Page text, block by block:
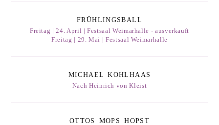
FRÜHLINGSBALL
Freitag | 24. April | Festsaal Weimarhalle - ausverkauft
Freitag | 29. Mai | Festsaal Weimarhalle
MICHAEL KOHLHAAS
Nach Heinrich von Kleist
OTTOS MOPS HOPST